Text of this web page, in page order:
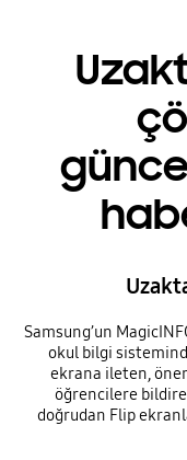
Samsung’un
okul bilgi
ekrana ileten,
öğrencilere
doğrudan Flip